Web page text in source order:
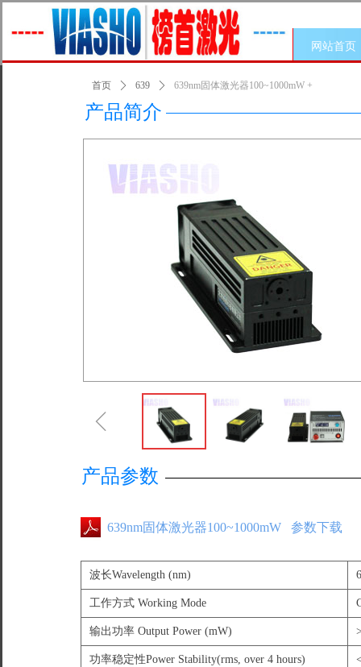
网站首页
639nm固体激光器100~1000mW 参数下载
波长Wavelength (nm)
工作方式 Working Mode
输出功率 Output Power (mW)
功率稳定性Power Stability(rms, over 4 hours)
产品简介
首页 ꄲ 639 ꄲ 639nm固体激光器100~1000mW +
产品参数
ꁆ